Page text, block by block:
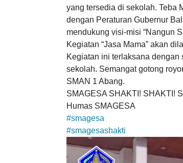
yang tersedia di sekolah. Teba
dengan Peraturan Gubernur
mendukung visi-misi “Nangun
Kegiatan “Jasa Mama” akan
Kegiatan ini terlaksana
sekolah. Semangat gotong
SMAN 1 Abang.
SMAGESA SHAKTI! SHAKTI!
Humas SMAGESA
#smagesa
#smagesashakti